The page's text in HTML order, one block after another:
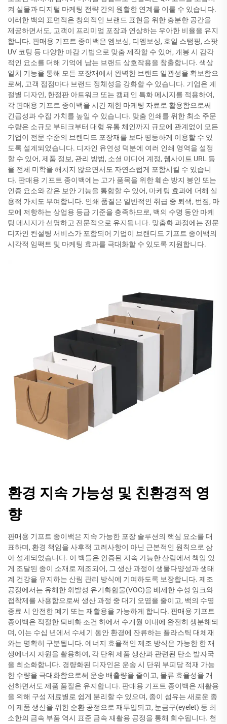
켜 실물과 디지털 마케팅 전략 간의 원활한 연계를 이룰 수 있습니다.
이러한 백의 표면적은 창의적인 브랜드 표현을 위한 충분한 공간을
제공하면서도, 고객이 프리미엄 포장과 연상하는 우아한 비율을 유지
합니다. 판매용 기프트 종이백은 엠보싱, 디엠보싱, 호일 스탬핑, 스팟
UV 코팅 등 다양한 마감 기법으로 맞춤 제작할 수 있어, 개봉 시 감각
적인 요소를 더해 기억에 남는 브랜드 상호작용을 창출합니다. 색상
일치 기능을 통해 모든 포장재에서 완벽한 브랜드 일관성을 확보함으
로써, 고객 접점마다 브랜드 정체성을 강화할 수 있습니다. 기업은 계
절별 디자인, 한정판 아트워크 또는 캠페인 특화 메시지를 적용하여,
각 판매용 기프트 종이백을 시간 제한 마케팅 자료로 활용함으로써
긴급성과 수집 가치를 높일 수 있습니다. 맞춤 인쇄를 위한 최소 주문
수량은 소규모 부티크부터 대형 유통 체인까지 규모에 관계없이 모든
기업이 전문 수준의 브랜디드 포장재를 보다 평등하게 이용할 수 있
도록 설계되었습니다. 디자인 유연성 덕분에 여러 인쇄 영역을 설정
할 수 있어, 제품 정보, 관리 방법, 소셜 미디어 계정, 웹사이트 URL 등
을 전체 미학을 해치지 않으면서도 자연스럽게 포함시킬 수 있습니
다. 판매용 기프트 종이백에는 고가 품목을 위한 훼손 방지 봉인 또는
인증 요소와 같은 보안 기능을 통합할 수 있어, 마케팅 효과에 더해 실
용적 가치도 부여합니다. 인쇄 품질은 일반적인 취급 중 퇴색, 번짐, 마
모에 저항하는 상업용 등급 기준을 충족하므로, 백의 수명 동안 마케
팅 메시지가 선명하고 전문적으로 유지됩니다. 맞춤화 과정에는 전문
디자인 컨설팅 서비스가 포함되어 기업이 브랜디드 기프트 종이백의
시각적 임팩트 및 마케팅 효과를 극대화할 수 있도록 지원합니다.
환경 지속 가능성 및 친환경적 영
향
판매용 기프트 종이백은 지속 가능한 포장 솔루션의 핵심 요소를 대
표하며, 환경 책임을 사후적 고려사항이 아닌 근본적인 원칙으로 삼
아 설계되었습니다. 이 백들은 인증된 지속 가능한 산림에서 책임 있
게 조달된 종이 소재로 제조되어, 그 생산 과정이 생물다양성과 생태
계 건강을 유지하는 산림 관리 방식에 기여하도록 보장합니다. 제조
공정에서는 유해한 휘발성 유기화합물(VOC)을 배제한 수성 잉크와
접착제를 사용함으로써 생산 과정 중 대기 오염을 줄이고, 백의 수명
종료 시 안전한 폐기 또는 재활용을 가능하게 합니다. 판매용 기프트
종이백은 적절한 퇴비화 조건 하에서 수개월 이내에 완전히 생분해되
며, 이는 수십 년에서 수세기 동안 환경에 잔류하는 플라스틱 대체재
와는 명확히 구분됩니다. 에너지 효율적인 제조 방식은 가능한 한 재
생에너지 자원을 활용하여, 각 단위 제품 생산과 관련된 탄소 발자국
을 최소화합니다. 경량화된 디자인은 운송 시 단위 부피당 적재 가능
한 수량을 극대화함으로써 운송 배출량을 줄이고, 물류 효율성을 개
선하면서도 제품 품질은 유지합니다. 판매용 기프트 종이백은 재활용
을 위해 구성 재료별로 쉽게 분리할 수 있으며, 종이 섬유는 새로운 종
이 제품 생산을 위한 순환 공정으로 재투입되고, 눈금구(eyelet) 등 최
소한의 금속 부품 역시 표준 금속 재활용 공정을 통해 회수됩니다. 천